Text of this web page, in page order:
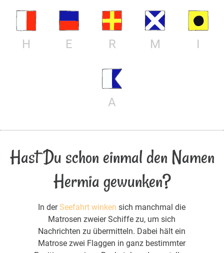
H E R M I
A
Hast Du schon einmal den Namen
Hermia gewunken?
In derSeefahrt winken sich manchmal die
Matrosen zweier Schiffe zu, um sich
Nachrichten zu übermitteln. Dabei hält ein
Matrose zwei Flaggen in ganz bestimmter